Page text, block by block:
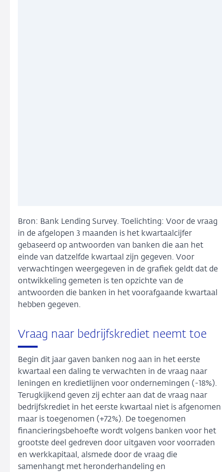
Bron: Bank Lending Survey. Toelichting: Voor de vraag
in de afgelopen 3 maanden is het kwartaalcijfer
gebaseerd op antwoorden van banken die aan het
einde van datzelfde kwartaal zijn gegeven. Voor
verwachtingen weergegeven in de grafiek geldt dat de
ontwikkeling gemeten is ten opzichte van de
antwoorden die banken in het voorafgaande kwartaal
hebben gegeven.
Vraag naar bedrijfskrediet neemt toe
Begin dit jaar gaven banken nog aan in het eerste
kwartaal een daling te verwachten in de vraag naar
leningen en kredietlijnen voor ondernemingen (-18%).
Terugkijkend geven zij echter aan dat de vraag naar
bedrijfskrediet in het eerste kwartaal niet is afgenomen
maar is toegenomen (+72%). De toegenomen
financieringsbehoefte wordt volgens banken voor het
grootste deel gedreven door uitgaven voor voorraden
en werkkapitaal, alsmede door de vraag die
samenhangt met heronderhandeling en